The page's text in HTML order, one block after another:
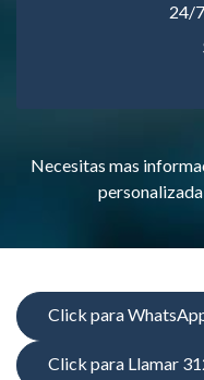
24/
Necesitas mas
Click para
Click para Llamar